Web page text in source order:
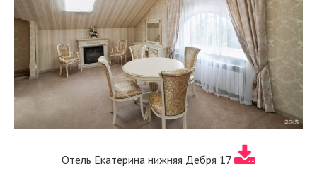
Отель Екатерина нижняя Дебря 17